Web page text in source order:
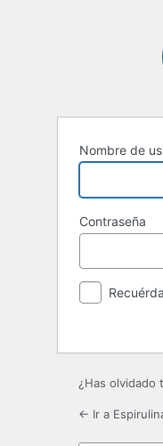
Nombre de
Contraseña
¿Has olvidado
← Ir a